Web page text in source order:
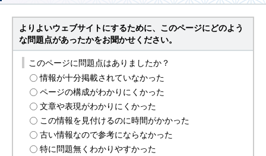
よりよいウェブサイトにするために、このページにどのよう
な問題点があったかをお聞かせください。
このページに問題点はありましたか？
情報が十分掲載されていなかった
ページの構成がわかりにくかった
文章や表現がわかりにくかった
この情報を見付けるのに時間がかかった
古い情報なので参考にならなかった
特に問題無くわかりやすかった